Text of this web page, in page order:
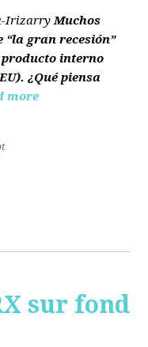
Irizarry Muchos
gran recesión”
producto interno
. ¿Qué piensa
more
sur fond